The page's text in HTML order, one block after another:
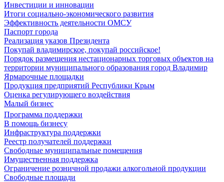
Инвестиции и инновации
Итоги социально-экономического развития
Эффективность деятельности ОМСУ
Паспорт города
Реализация указов Президента
Покупай владимирское, покупай российское!
Порядок размещения нестационарных торговых объектов на
территории муниципального образования город Владимир
Ярмарочные площадки
Продукция предприятий Республики Крым
Оценка регулирующего воздействия
Малый бизнес
Программа поддержки
В помощь бизнесу
Инфраструктура поддержки
Реестр получателей поддержки
Свободные муниципальные помещения
Имущественная поддержка
Ограничение розничной продажи алкогольной продукции
Свободные площади